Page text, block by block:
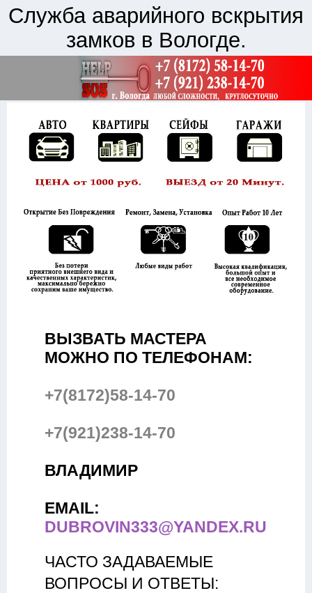
Служба аварийного вскрытия
замков в Вологде.
ВЫЗВАТЬ МАСТЕРА
МОЖНО ПО ТЕЛЕФОНАМ:
+7(8172)58-14-70
+7(921)238-14-70
ВЛАДИМИР
EMAIL:
DUBROVIN333@YANDEX.RU
ЧАСТО ЗАДАВАЕМЫЕ
ВОПРОСЫ И ОТВЕТЫ: